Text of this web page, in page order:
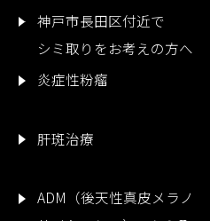
神戸市長田区付近で
シミ取りをお考えの方へ
炎症性粉瘤
肝斑治療
ADM（後天性真皮メラノ